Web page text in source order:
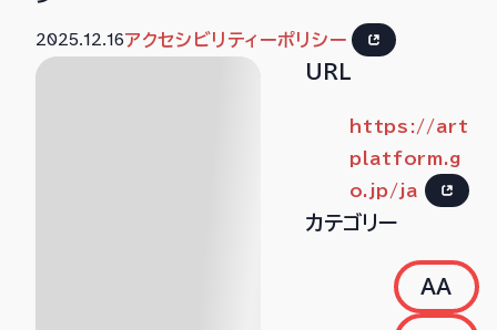
2025.12.16アクセシビリティーポリシー
URL
https://art
platform.g
o.jp/ja
カテゴリー
AA